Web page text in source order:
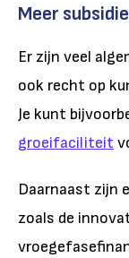
Meer
Er zijn veel
ook recht op
Je kunt
groeifaciliteit
Daarnaast zijn
zoals de